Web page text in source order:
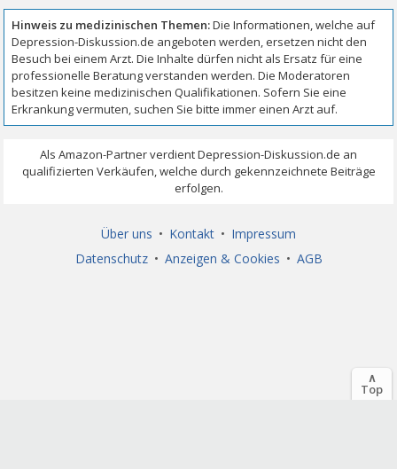
Über uns • Kontakt • Impressum
Datenschutz • Anzeigen & Cookies • AGB
∧
Top